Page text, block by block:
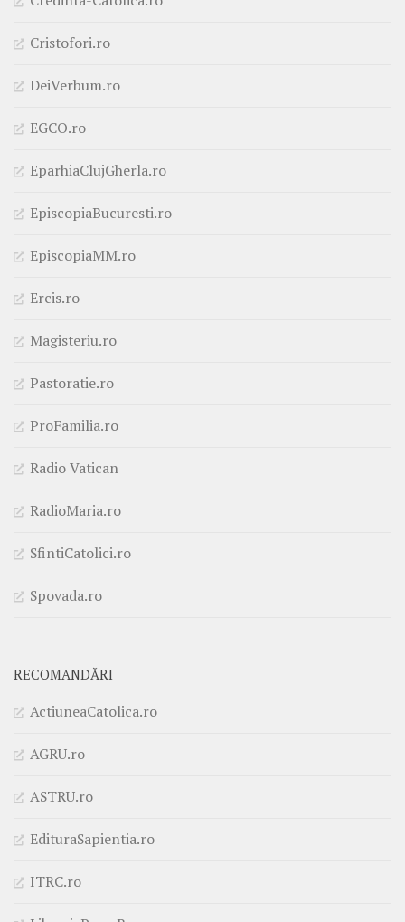
Cristofori.ro
DeiVerbum.ro
EGCO.ro
EparhiaClujGherla.ro
EpiscopiaBucuresti.ro
EpiscopiaMM.ro
Ercis.ro
Magisteriu.ro
Pastoratie.ro
ProFamilia.ro
Radio Vatican
RadioMaria.ro
SfintiCatolici.ro
Spovada.ro
RECOMANDĂRI
ActiuneaCatolica.ro
AGRU.ro
ASTRU.ro
EdituraSapientia.ro
ITRC.ro